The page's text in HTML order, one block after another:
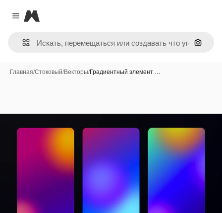
Close menu
Magnific
Поиск
Главная/Стоковый/Векторы/Градиентный элемент …